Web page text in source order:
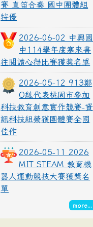
賽 直笛合奏 國中團體組
特優
2026-06-02 中興國
中114學年度寒來書
往閱讀心得比賽獲獎名單
2026-05-12 913鄭
O紘代表桃園市參加
科技教育創意實作競賽-資
訊科技組榮獲團體賽全國
佳作
2026-05-11 2026
MIT STEAM 教育機
器人運動競技大賽獲獎名
單
more...